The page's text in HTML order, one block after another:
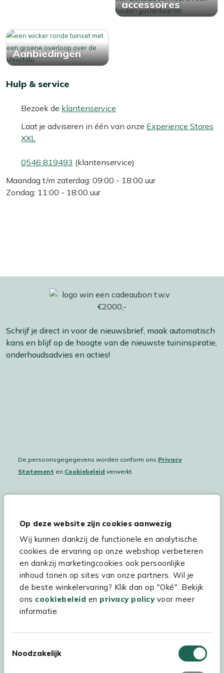
Op deze website zijn cookies aanwezig
Wij kunnen dankzij de functionele en analytische
cookies de ervaring op onze webshop verbeteren
en dankzij marketingcookies ook persoonlijke
inhoud tonen op sites van onze partners. Wil je
de beste winkelervaring? Klik dan op "Oké". Bekijk
ons cookiebeleid en privacy policyvoor meer
informatie.
Noodzakelijk
opbergbox. Zo blijven je kussens fris, droog en altijd klaar
accessoires
Aanbiedingen
Hulp & service
Bezoek de klantenservice
Laat je adviseren in één van onze Experience Stores
XXL
0546 819493 (klantenservice)
Maandag t/m zaterdag: 09:00 - 18:00 uur
Zondag: 11:00 - 18:00 uur
Schrijf je direct in voor de nieuwsbrief, maak automatisch
kans en blijf op de hoogte van de nieuwste tuininspiratie,
onderhoudsadvies en acties!
De persoonsgegegevens worden conform ons Privacy
Statement en Cookiebeleid verwerkt.
Hulp & service
Assortiment
Kees Smit Tuinmeubelen
Experience Stores XXL